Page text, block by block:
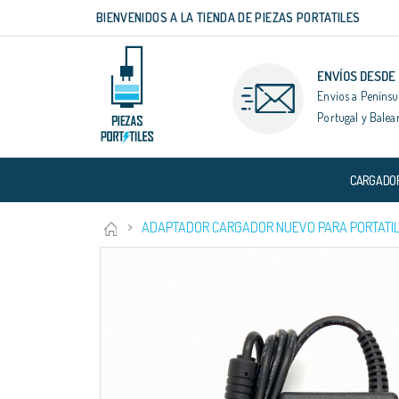
contenido
BIENVENIDOS A LA TIENDA DE PIEZAS PORTATILES
ENVÍOS
Envíos a
Portugal y
ADAPTADOR CARGADOR NUEVO PARA